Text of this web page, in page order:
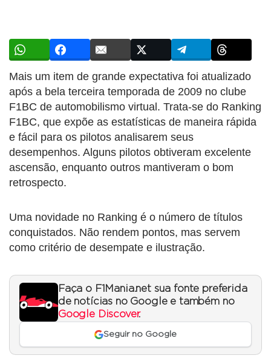
Mais um item de grande expectativa foi atualizado
após a bela terceira temporada de 2009 no clube
F1BC de automobilismo virtual. Trata-se do Ranking
F1BC, que expõe as estatísticas de maneira rápida
e fácil para os pilotos analisarem seus
desempenhos. Alguns pilotos obtiveram excelente
ascensão, enquanto outros mantiveram o bom
retrospecto.
Uma novidade no Ranking é o número de títulos
conquistados. Não rendem pontos, mas servem
como critério de desempate e ilustração.
Faça o F1Mania.net sua fonte preferida
de notícias no Google e também no
Google Discover.
Seguir no Google